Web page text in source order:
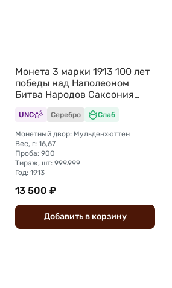
Монета 3 марки 1913 100 лет
победы над Наполеоном
Битва Народов Саксония
Германия слаб ННР MS 64
UNC Серебро Слаб
Монетный двор: Мульденхюттен
Вес, г: 16,67
Проба: 900
Тираж, шт: 999.999
Год: 1913
13 500 ₽
Добавить вкорзину